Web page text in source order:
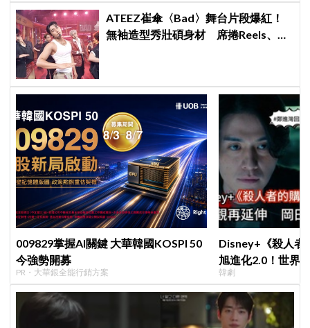
ATEEZ崔傘〈Bad〉舞台片段爆紅！
無袖造型秀壯碩身材 席捲Reels、
009829掌握AI關鍵 大華韓國KOSPI 50
今強勢開募
PR・大華銀全能行銷方案
Disney+《殺人者
旭進化2.0！世界
登場竟殺了「他」
韓劇